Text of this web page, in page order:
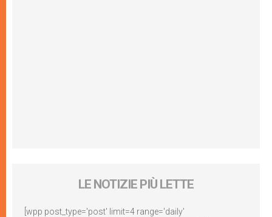
LE NOTIZIE PIÙ LETTE
[wpp post_type='post' limit=4 range='daily'